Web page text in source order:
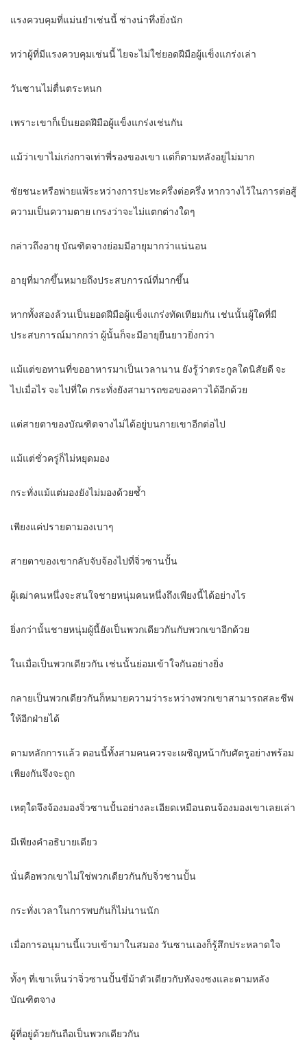
แรงควบคุมที่แม่นยำเช่นนี้ ช่างน่าทึ่งยิ่งนัก
ทว่าผู้ที่มีแรงควบคุมเช่นนี้ ไยจะไม่ใช่ยอดฝีมือผู้แข็งแกร่งเล่า
วันซานไม่ตื่นตระหนก
เพราะเขาก็เป็นยอดฝีมือผู้แข็งแกร่งเช่นกัน
แม้ว่าเขาไม่เก่งกาจเท่าพี่รองของเขา แต่ก็ตามหลังอยู่ไม่มาก
ชัยชนะหรือพ่ายแพ้ระหว่างการปะทะครึ่งต่อครึ่ง หากวางไว้ในการต่อสู้
ความเป็นความตาย เกรงว่าจะไม่แตกต่างใดๆ
กล่าวถึงอายุ บัณฑิตจางย่อมมีอายุมากว่าแน่นอน
อายุที่มากขึ้นหมายถึงประสบการณ์ที่มากขึ้น
หากทั้งสองล้วนเป็นยอดฝีมือผู้แข็งแกร่งทัดเทียมกัน เช่นนั้นผู้ใดที่มี
ประสบการณ์มากกว่า ผู้นั้นก็จะมีอายุยืนยาวยิ่งกว่า
แม้แต่ขอทานที่ขออาหารมาเป็นเวลานาน ยังรู้ว่าตระกูลใดนิสัยดี จะ
ไปเมื่อไร จะไปที่ใด กระทั่งยังสามารถขอของคาวได้อีกด้วย
แต่สายตาของบัณฑิตจางไม่ได้อยู่บนกายเขาอีกต่อไป
แม้แต่ชั่วครู่ก็ไม่หยุดมอง
กระทั่งแม้แต่มองยังไม่มองด้วยซ้ำ
เพียงแค่ปรายตามองเบาๆ
สายตาของเขากลับจับจ้องไปที่จิ่วซานปั้น
ผู้เฒ่าคนหนึ่งจะสนใจชายหนุ่มคนหนึ่งถึงเพียงนี้ได้อย่างไร
ยิ่งกว่านั้นชายหนุ่มผู้นี้ยังเป็นพวกเดียวกันกับพวกเขาอีกด้วย
ในเมื่อเป็นพวกเดียวกัน เช่นนั้นย่อมเข้าใจกันอย่างยิ่ง
กลายเป็นพวกเดียวกันก็หมายความว่าระหว่างพวกเขาสามารถสละชีพ
ให้อีกฝ่ายได้
ตามหลักการแล้ว ตอนนี้ทั้งสามคนควรจะเผชิญหน้ากับศัตรูอย่างพร้อม
เพียงกันจึงจะถูก
เหตุใดจึงจ้องมองจิ่วซานปั้นอย่างละเอียดเหมือนตนจ้องมองเขาเลยเล่า
มีเพียงคำอธิบายเดียว
นั่นคือพวกเขาไม่ใช่พวกเดียวกันกับจิ่วซานปั้น
กระทั่งเวลาในการพบกันก็ไม่นานนัก
เมื่อการอนุมานนี้แวบเข้ามาในสมอง วันซานเองก็รู้สึกประหลาดใจ
ทั้งๆ ที่เขาเห็นว่าจิ่วซานปั้นขี่ม้าตัวเดียวกับทังจงซงและตามหลัง
บัณฑิตจาง
ผู้ที่อยู่ด้วยกันถือเป็นพวกเดียวกัน